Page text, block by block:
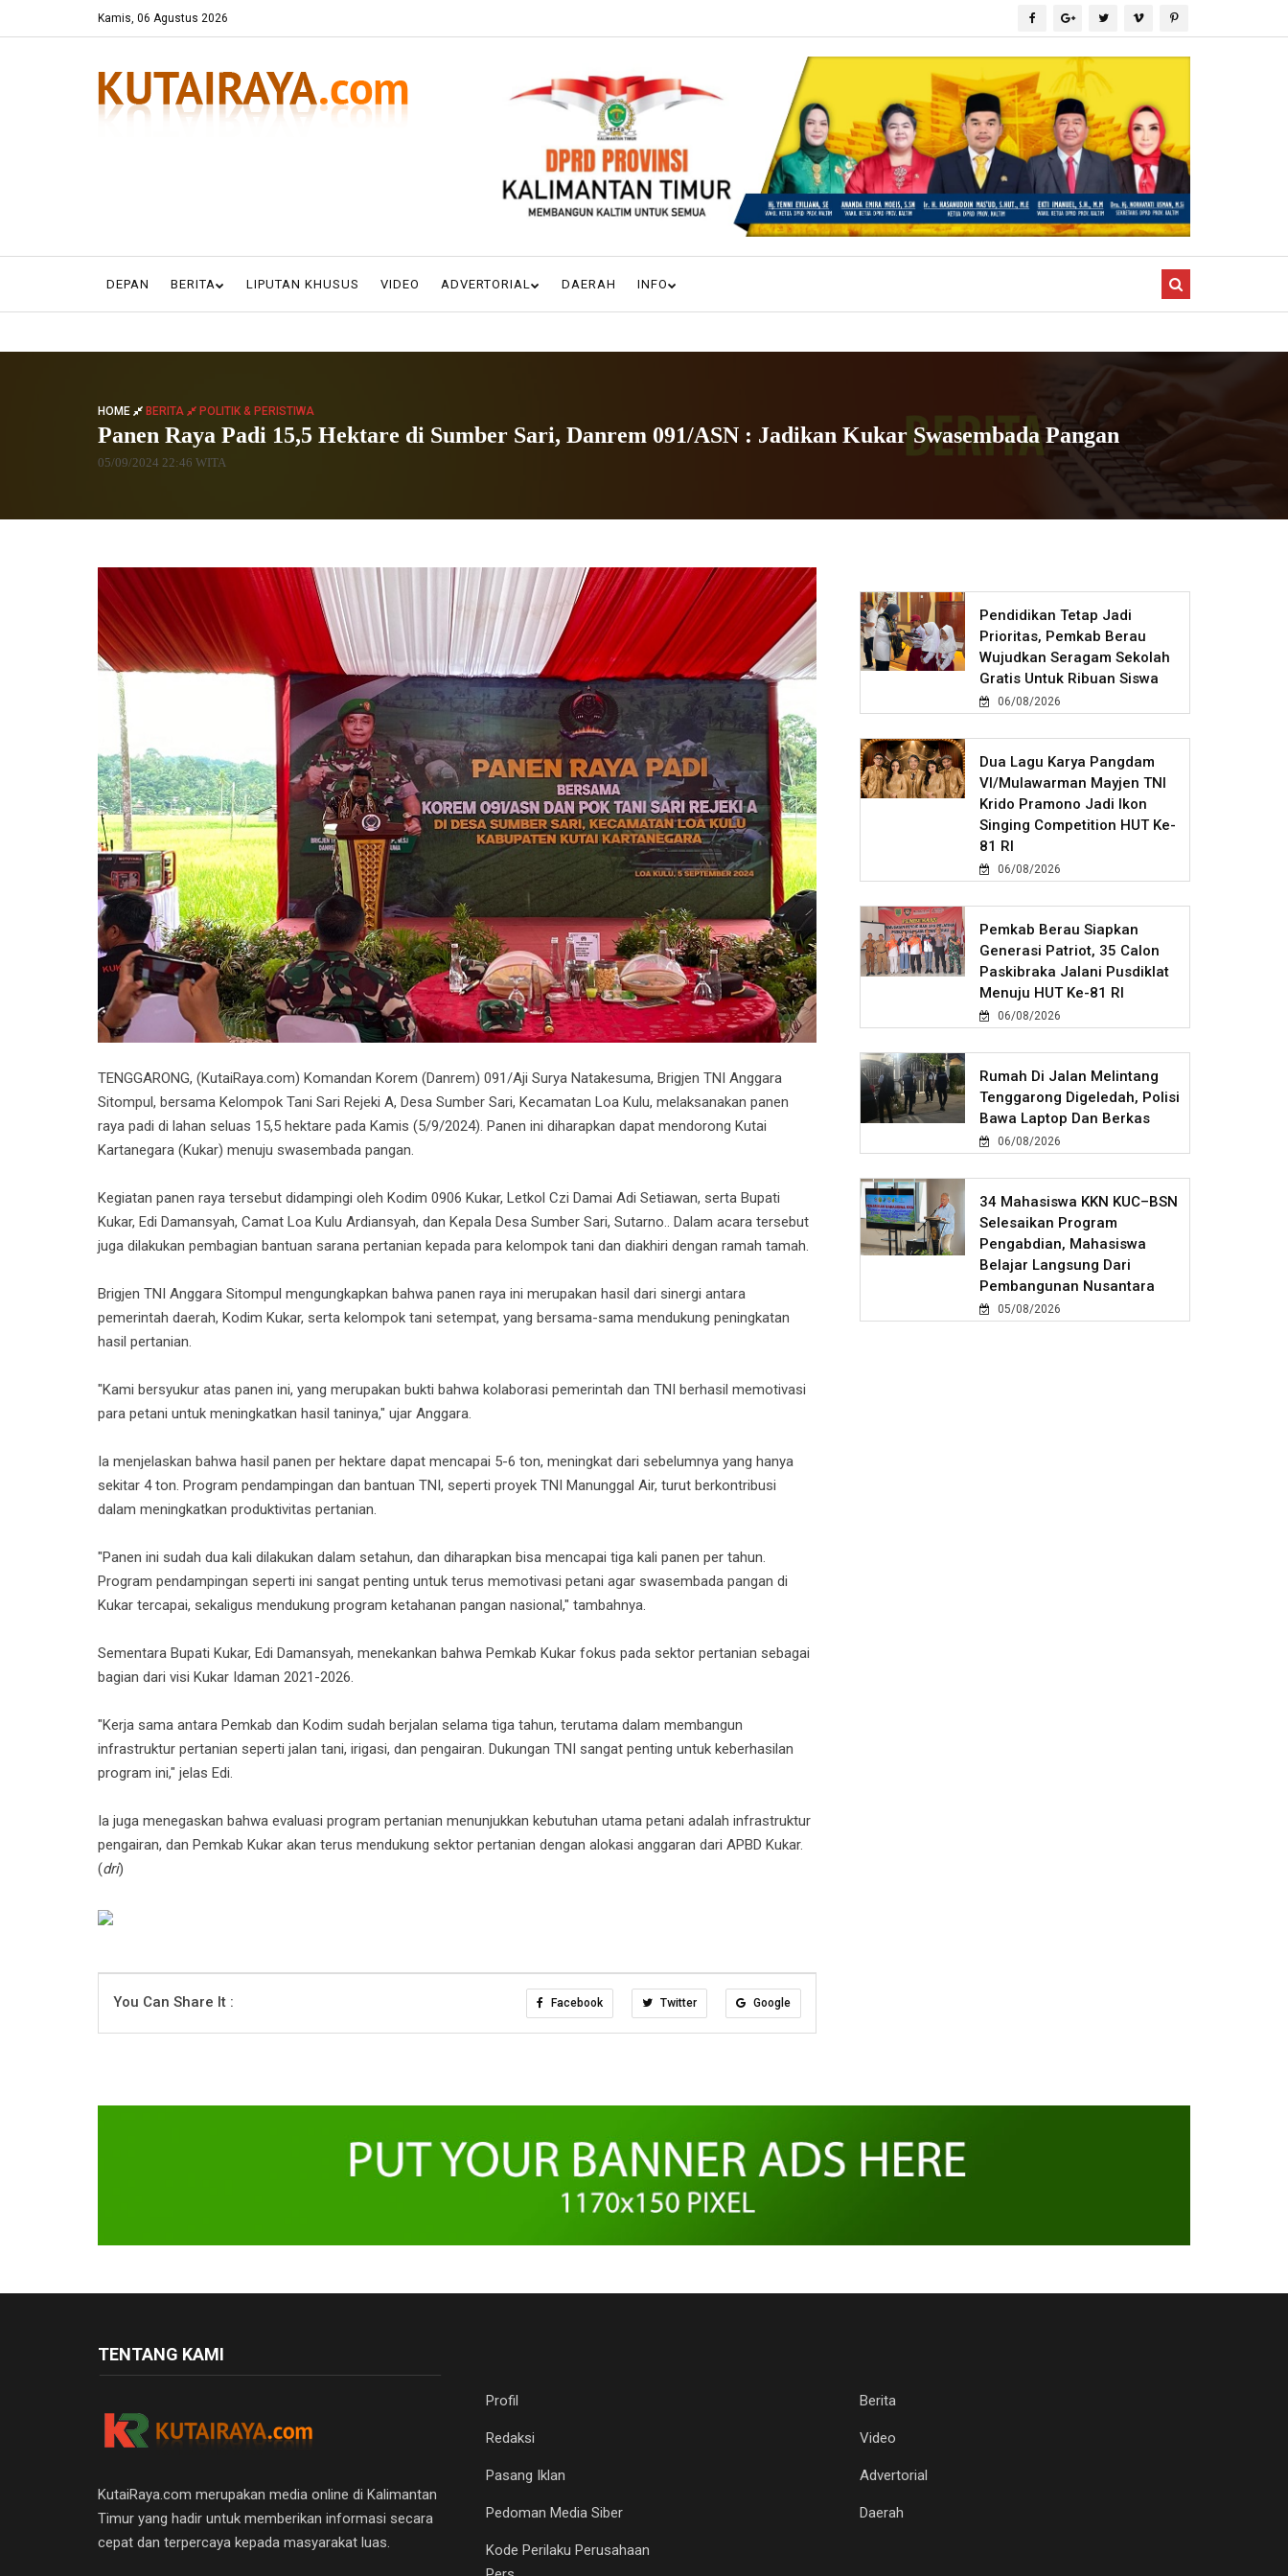
Kamis, 06 Agustus 2026
DEPAN BERITA LIPUTAN KHUSUS VIDEO ADVERTORIAL DAERAH INFO
HOME BERITA POLITIK & PERISTIWA
Panen Raya Padi 15,5 Hektare di Sumber Sari, Danrem 091/ASN : Jadikan Kukar Swasembada Pangan
05/09/2024 22:46 WITA
TENGGARONG, (KutaiRaya.com) Komandan Korem (Danrem) 091/Aji Surya Natakesuma, Brigjen TNI Anggara
Sitompul, bersama Kelompok Tani Sari Rejeki A, Desa Sumber Sari, Kecamatan Loa Kulu, melaksanakan panen
raya padi di lahan seluas 15,5 hektare pada Kamis (5/9/2024). Panen ini diharapkan dapat mendorong Kutai
Kartanegara (Kukar) menuju swasembada pangan.
Kegiatan panen raya tersebut didampingi oleh Kodim 0906 Kukar, Letkol Czi Damai Adi Setiawan, serta Bupati
Kukar, Edi Damansyah, Camat Loa Kulu Ardiansyah, dan Kepala Desa Sumber Sari, Sutarno.. Dalam acara tersebut
juga dilakukan pembagian bantuan sarana pertanian kepada para kelompok tani dan diakhiri dengan ramah tamah.
Brigjen TNI Anggara Sitompul mengungkapkan bahwa panen raya ini merupakan hasil dari sinergi antara
pemerintah daerah, Kodim Kukar, serta kelompok tani setempat, yang bersama-sama mendukung peningkatan
hasil pertanian.
"Kami bersyukur atas panen ini, yang merupakan bukti bahwa kolaborasi pemerintah dan TNI berhasil memotivasi
para petani untuk meningkatkan hasil taninya," ujar Anggara.
Ia menjelaskan bahwa hasil panen per hektare dapat mencapai 5-6 ton, meningkat dari sebelumnya yang hanya
sekitar 4 ton. Program pendampingan dan bantuan TNI, seperti proyek TNI Manunggal Air, turut berkontribusi
dalam meningkatkan produktivitas pertanian.
"Panen ini sudah dua kali dilakukan dalam setahun, dan diharapkan bisa mencapai tiga kali panen per tahun.
Program pendampingan seperti ini sangat penting untuk terus memotivasi petani agar swasembada pangan di
Kukar tercapai, sekaligus mendukung program ketahanan pangan nasional," tambahnya.
Sementara Bupati Kukar, Edi Damansyah, menekankan bahwa Pemkab Kukar fokus pada sektor pertanian sebagai
bagian dari visi Kukar Idaman 2021-2026.
"Kerja sama antara Pemkab dan Kodim sudah berjalan selama tiga tahun, terutama dalam membangun
infrastruktur pertanian seperti jalan tani, irigasi, dan pengairan. Dukungan TNI sangat penting untuk keberhasilan
program ini," jelas Edi.
Ia juga menegaskan bahwa evaluasi program pertanian menunjukkan kebutuhan utama petani adalah infrastruktur
pengairan, dan Pemkab Kukar akan terus mendukung sektor pertanian dengan alokasi anggaran dari APBD Kukar.
(dri)
You Can Share It : Facebook Twitter Google
Pendidikan Tetap Jadi
Prioritas, Pemkab Berau
Wujudkan Seragam Sekolah
Gratis Untuk Ribuan Siswa
06/08/2026
Dua Lagu Karya Pangdam
VI/Mulawarman Mayjen TNI
Krido Pramono Jadi Ikon
Singing Competition HUT Ke-
81 RI
06/08/2026
Pemkab Berau Siapkan
Generasi Patriot, 35 Calon
Paskibraka Jalani Pusdiklat
Menuju HUT Ke-81 RI
06/08/2026
Rumah Di Jalan Melintang
Tenggarong Digeledah, Polisi
Bawa Laptop Dan Berkas
06/08/2026
34 Mahasiswa KKN KUC–BSN
Selesaikan Program
Pengabdian, Mahasiswa
Belajar Langsung Dari
Pembangunan Nusantara
05/08/2026
TENTANG KAMI
KutaiRaya.com merupakan media online di Kalimantan
Timur yang hadir untuk memberikan informasi secara
cepat dan terpercaya kepada masyarakat luas.
Profil
Redaksi
Pasang Iklan
Pedoman Media Siber
Kode Perilaku Perusahaan
Berita
Video
Advertorial
Daerah